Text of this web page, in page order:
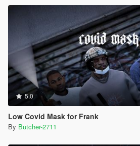
5.0
Low Covid Mask for Frank
By Butcher-2711